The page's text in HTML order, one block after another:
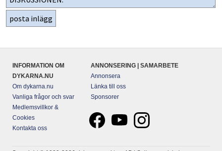
INFORMATION OM
DYKARNA.NU
Om dykarna.nu
Vanliga frågor och svar
Medlemsvillkor &
Cookies
Kontakta oss
ANNONSERING | SAMARBETE
Annonsera
Länka till oss
Sponsorer